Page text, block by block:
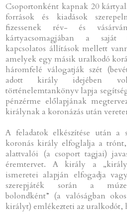
Csoportonként kapnak 20
források és kiadások
fizessenek rév- és
kártyacsomagjában a saját
kapcsolatos állítások mellett
amelyek egy másik uralkodó
háromfelé válogatják szét
adott király idejében
történelemtankönyv lapja
pénzérme előlapjának
királynak a koronázás után
A feladatok elkészítése után a
koronás király elfoglalja a
alattvalói (a csoport tagjai)
éremtervet. A király a
ismeretei alapján elfogadja
szerepjáték során a
bolondként” (a valóságban
királyt) emlékezteti az uralkodót,